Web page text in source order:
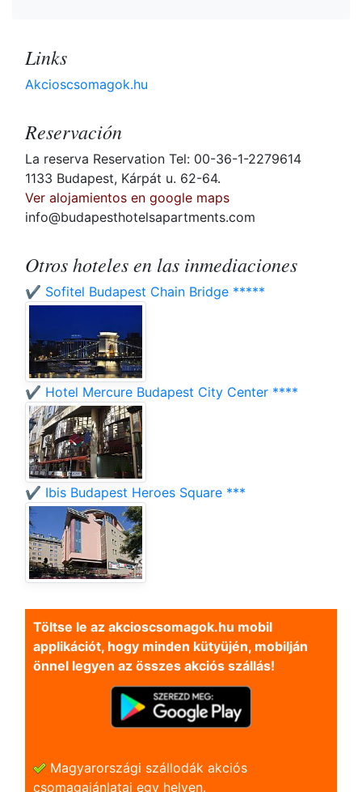
Links
Akcioscsomagok.hu
Reservación
La reserva Reservation Tel: 00-36-1-2279614
1133 Budapest, Kárpát u. 62-64.
Ver alojamientos en google maps
info@budapesthotelsapartments.com
Otros hoteles en las inmediaciones
✔️ Sofitel Budapest Chain Bridge *****
✔️ Hotel Mercure Budapest City Center ****
✔️ Ibis Budapest Heroes Square ***
Töltse le az akcioscsomagok.hu mobil
applikációt, hogy minden kütyüjén, mobilján
önnel legyen az összes akciós szállás!
Magyarországi szállodák akciós
csomagajánlatai egy helyen.